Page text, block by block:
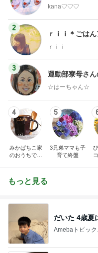
kana♡♡♡
2
ｒｉｉ＊ごは
ｒｉｉ
3
運動部寮母さ
☆はーちゃん☆
4
みかぱちこ家
のおうちでご
5
3兄弟ママも子
育て終盤
もっと見る
だいた 4歳夏
Amebaトピック